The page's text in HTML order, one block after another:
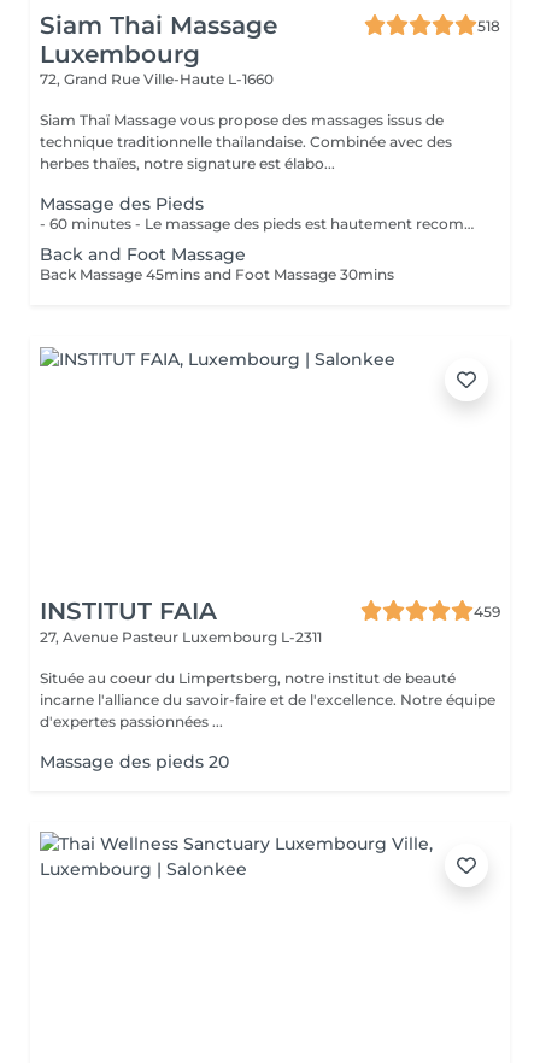
Siam Thai Massage
Luxembourg
518
72, Grand Rue Ville-Haute L-1660
Siam Thaï Massage vous propose des massages issus de
technique traditionnelle thaïlandaise. Combinée avec des
herbes thaïes, notre signature est élabo...
Massage des Pieds
- 60 minutes - Le massage des pieds est hautement recommandé pour ceux qui ont les pieds et les jambes fatiguées. Soulage le stress et stimule la circulation du corps, des maux tels que la fatigue, les niveaux de basse énergie, les pointes de douleurs peuvent être aussi soulagés par des points de pressions.
Back and Foot Massage
Back Massage 45mins and Foot Massage 30mins
INSTITUT FAIA
459
27, Avenue Pasteur Luxembourg L-2311
Située au coeur du Limpertsberg, notre institut de beauté
incarne l'alliance du savoir-faire et de l'excellence. Notre équipe
d'expertes passionnées ...
Massage des pieds 20